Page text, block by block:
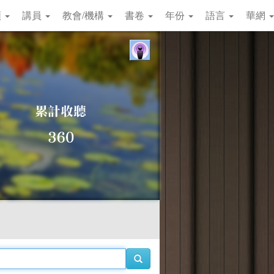
講員 教會/機構 書卷 年份 語言 華網